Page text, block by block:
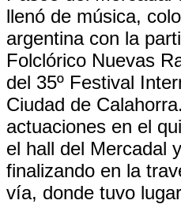
llenó de música,
argentina con la
Folclórico Nuevas
del 35º Festival
Ciudad de
actuaciones en el
el hall del Mercadal
finalizando en la
vía, donde tuvo